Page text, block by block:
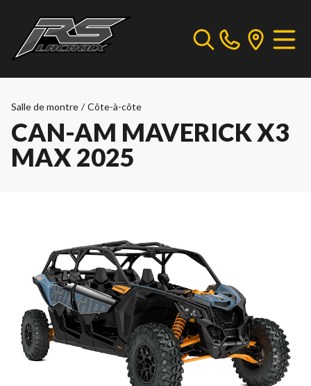
Salle de montre / Côte-à-côte
CAN-AM MAVERICK X3
MAX 2025